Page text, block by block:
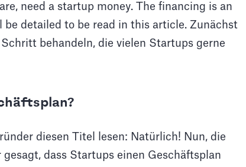
need a startup money. The financing is an
detailed to be read in this article. Zunächst
behandeln, die vielen Startups gerne
diesen Titel lesen: Natürlich! Nun, die
dass Startups einen Geschäftsplan